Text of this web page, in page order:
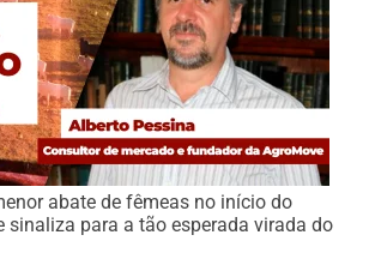
abate de fêmeas no início do
sinaliza para a tão esperada virada do